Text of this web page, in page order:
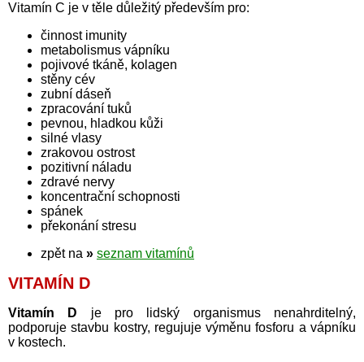
Vitamín C je v těle důležitý především pro:
činnost imunity
metabolismus vápníku
pojivové tkáně, kolagen
stěny cév
zubní dáseň
zpracování tuků
pevnou, hladkou kůži
silné vlasy
zrakovou ostrost
pozitivní náladu
zdravé nervy
koncentrační schopnosti
spánek
překonání stresu
zpět na » seznam vitamínů
VITAMÍN D
Vitamín D je pro lidský organismus nenahrditelný,
podporuje stavbu kostry, regujuje výměnu fosforu a vápníku
v kostech.